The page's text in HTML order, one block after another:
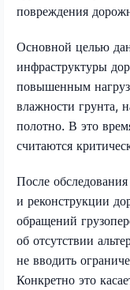
повреждения
Основной целью
инфраструктуры
повышенным
влажности грунта,
полотно. В это
считаются
После
и реконструкции
обращений
об отсутствии
не вводить
Конкретно это